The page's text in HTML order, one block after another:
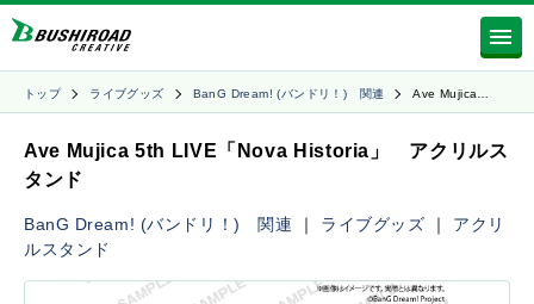
トップ ライブグッズ BanG Dream! (バンドリ！) 関連 Ave Mujica…
Ave Mujica 5th LIVE「Nova Historia」 アクリルス
タンド
BanG Dream! (バンドリ！) 関連 ｜ ライブグッズ ｜ アクリ
ルスタンド